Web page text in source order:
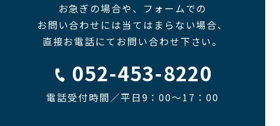
お急ぎの場合や、フォームでの
お問い合わせには当てはまらない場合、
直接お電話にてお問い合わせ下さい。
052-453-8220
電話受付時間／平日9：00〜17：00